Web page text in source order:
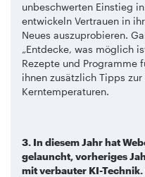
unbeschwerten Einstieg
entwickeln Vertrauen in
Neues auszuprobieren.
„Entdecke, was möglich
Rezepte und Programme
ihnen zusätzlich Tipps
Kerntemperaturen.
3. In diesem Jahr hat
gelauncht, vorheriges
mit verbauter KI-